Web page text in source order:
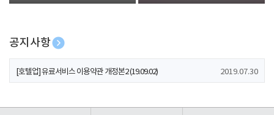
폰 증정
공지사항
[호텔업] 개인정보 처리방침 개정본1 (19.09.02)
[호텔업] 유료서비스 이용약관 개정본2 (19.09.02) 2019.07.30